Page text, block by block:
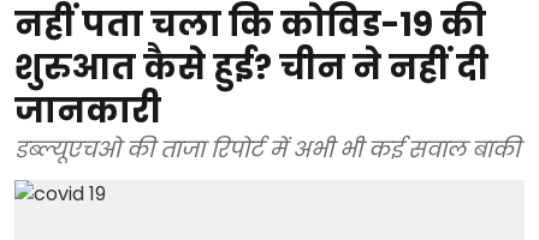
नहीं पता चला कि कोविड-19 की
शुरुआत कैसे हुई? चीन ने नहीं दी
जानकारी
डब्ल्यूएचओ की ताजा रिपोर्ट में अभी भी कई सवाल बाकी